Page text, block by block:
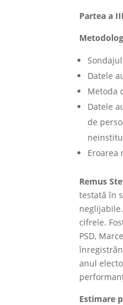
Partea a
Datele
Metoda
Datele
de
Eroarea
Remus
testată în
cifrele.
PSD,
anul
Estimare